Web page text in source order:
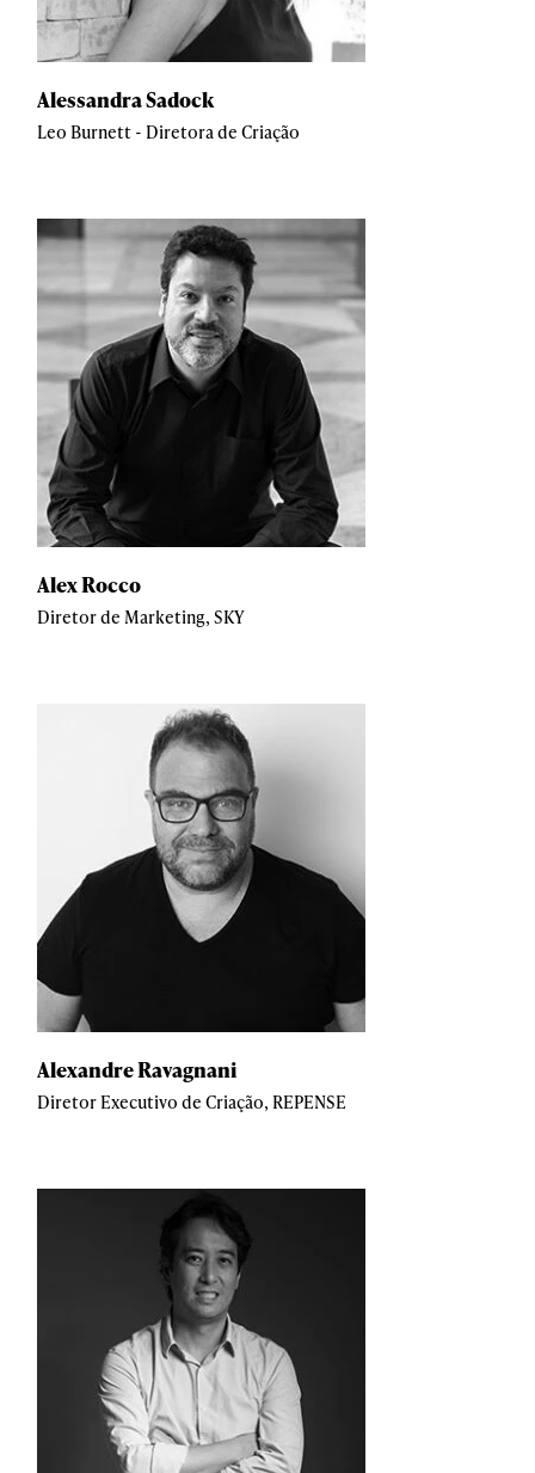
Alessandra Sadock
Leo Burnett - Diretora de Criação
Alex Rocco
Diretor de Marketing, SKY
Alexandre Ravagnani
Diretor Executivo de Criação, REPENSE